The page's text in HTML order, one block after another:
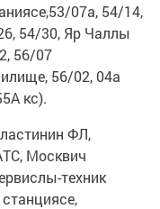
07а, 54/14,
54/30, Яр Чаллы
56/07
56/02, 04а
кс).
ФЛ,
Москвич
техник